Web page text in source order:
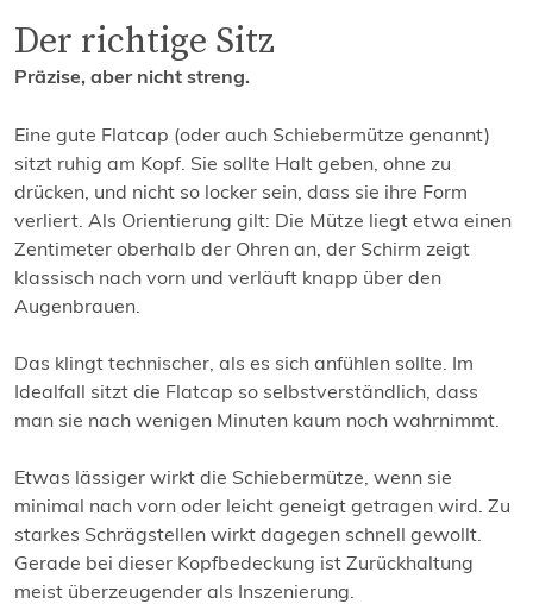
Der richtige Sitz
Präzise, aber nicht streng.
Eine gute Flatcap (oder auch Schiebermütze genannt)
sitzt ruhig am Kopf. Sie sollte Halt geben, ohne zu
drücken, und nicht so locker sein, dass sie ihre Form
verliert. Als Orientierung gilt: Die Mütze liegt etwa einen
Zentimeter oberhalb der Ohren an, der Schirm zeigt
klassisch nach vorn und verläuft knapp über den
Augenbrauen.
Das klingt technischer, als es sich anfühlen sollte. Im
Idealfall sitzt die Flatcap so selbstverständlich, dass
man sie nach wenigen Minuten kaum noch wahrnimmt.
Etwas lässiger wirkt die Schiebermütze, wenn sie
minimal nach vorn oder leicht geneigt getragen wird. Zu
starkes Schrägstellen wirkt dagegen schnell gewollt.
Gerade bei dieser Kopfbedeckung ist Zurückhaltung
meist überzeugender als Inszenierung.